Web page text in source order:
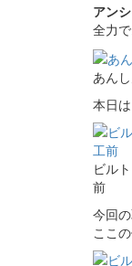
アン
全力
あん
本日
ビル
前
今回
ここ